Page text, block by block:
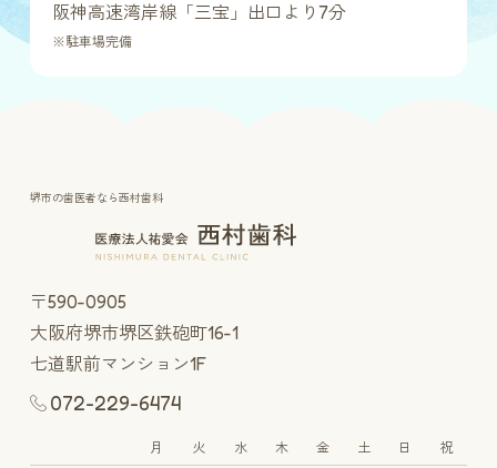
阪神高速湾岸線「三宝」出口より7分
※駐車場完備
堺市の歯医者なら西村歯科
〒590-0905
大阪府堺市堺区鉄砲町16-1
七道駅前マンション1F
072-229-6474
月 火 水 木 金 土 日 祝